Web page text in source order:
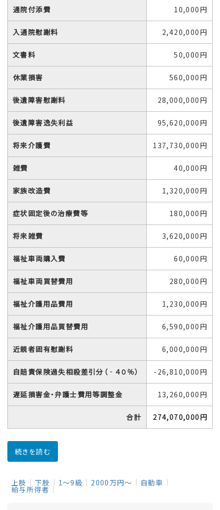
通院付添費 10,000円
入通院慰謝料 2,420,000円
文書料 50,000円
休業損害 560,000円
後遺障害慰謝料 28,000,000円
後遺障害逸失利益 95,620,000円
将来介護費 137,730,000円
雑費 40,000円
家族改造費 1,320,000円
症状固定後の治療費等 180,000円
将来雑費 3,620,000円
福祉車両購入費 60,000円
福祉車両買替費用 280,000円
福祉介護用品費用 1,230,000円
福祉介護用品買替費用 6,590,000円
近親者固有慰謝料 6,000,000円
自賠責保険過失相殺差引分（‐４０％） -26,810,000円
遅延損害金・弁護士費用等調整金 13,260,000円
合計 274,070,000円
続きを読む
上肢 下肢 1～9級 2000万円～ 自動車
給与所得者